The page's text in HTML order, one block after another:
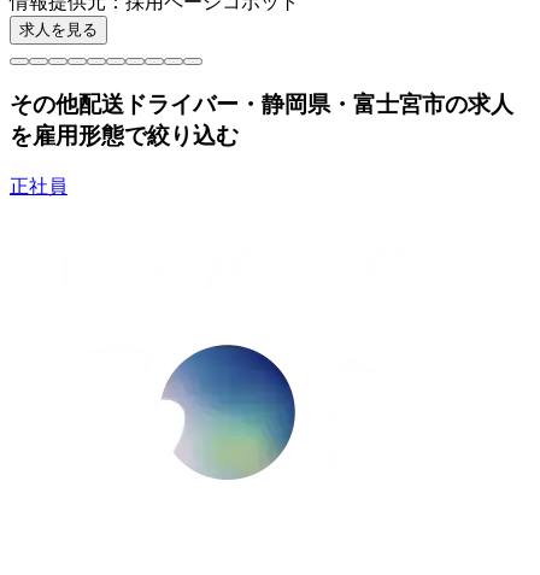
求人を見る
その他配送ドライバー・静岡県・富士宮市の求人
を雇用形態で絞り込む
正社員